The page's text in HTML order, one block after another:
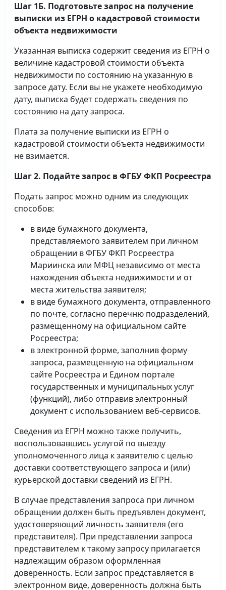
Шаг 1Б. Подготовьте запрос на получение
выписки из ЕГРН о кадастровой стоимости
объекта недвижимости
Указанная выписка содержит сведения из ЕГРН о
величине кадастровой стоимости объекта
недвижимости по состоянию на указанную в
запросе дату. Если вы не укажете необходимую
дату, выписка будет содержать сведения по
состоянию на дату запроса.
Плата за получение выписки из ЕГРН о
кадастровой стоимости объекта недвижимости
не взимается.
Шаг 2. Подайте запрос в ФГБУ ФКП Росреестра
Подать запрос можно одним из следующих
способов:
в виде бумажного документа,
представляемого заявителем при личном
обращении в ФГБУ ФКП Росреестра
Мариинска или МФЦ независимо от места
нахождения объекта недвижимости и от
места жительства заявителя;
в виде бумажного документа, отправленного
по почте, согласно перечню подразделений,
размещенному на официальном сайте
Росреестра;
в электронной форме, заполнив форму
запроса, размещенную на официальном
сайте Росреестра и Едином портале
государственных и муниципальных услуг
(функций), либо отправив электронный
документ с использованием веб-сервисов.
Сведения из ЕГРН можно также получить,
воспользовавшись услугой по выезду
уполномоченного лица к заявителю с целью
доставки соответствующего запроса и (или)
курьерской доставки сведений из ЕГРН.
В случае представления запроса при личном
обращении должен быть предъявлен документ,
удостоверяющий личность заявителя (его
представителя). При представлении запроса
представителем к такому запросу прилагается
надлежащим образом оформленная
доверенность. Если запрос представляется в
электронном виде, доверенность должна быть